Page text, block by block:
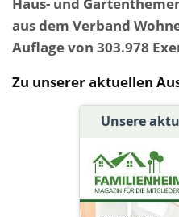
aus dem Verband
Auflage von 303.978
Zu unserer aktuellen
Unsere